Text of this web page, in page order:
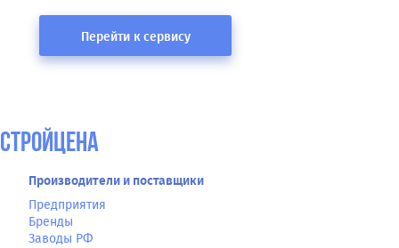
Перейти к сервису
СтройЦена
Производители и поставщики
Предприятия
Бренды
Заводы РФ